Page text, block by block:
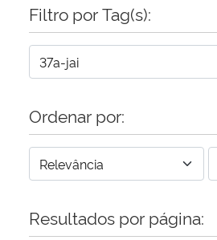
Filtro por Tag(s):
Ordenar por:
Resultados por página: